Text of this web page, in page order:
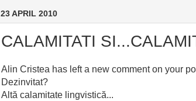
23 APRIL 2010
CALAMITATI
Alin Cristea has left a new comment on your
Dezinvitat?
Altă calamitate lingvistică...